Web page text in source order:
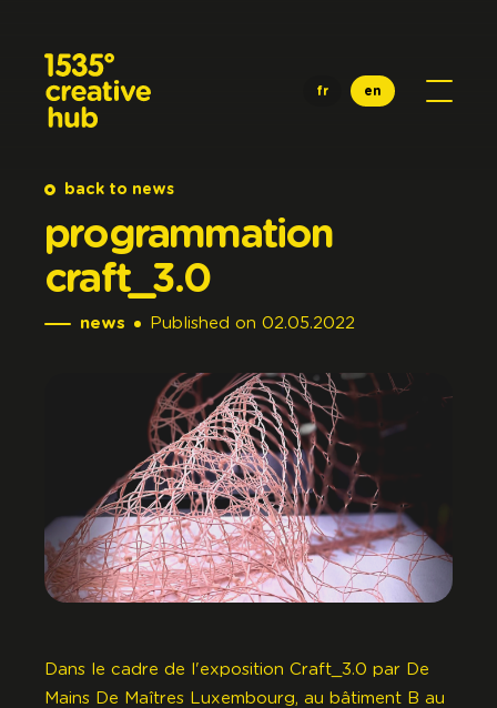
fr en
back to news
programmation
craft_3.0
news Published on 02.05.2022
Dans le cadre de l'exposition Craft_3.0 par De
Mains De Maîtres Luxembourg, au bâtiment B au